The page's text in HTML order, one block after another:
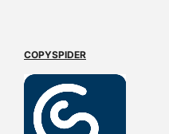
COPYSPIDER